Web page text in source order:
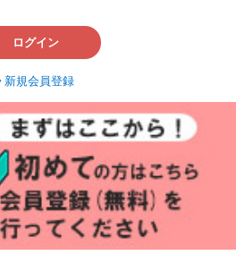
ログイン
新規会員登録